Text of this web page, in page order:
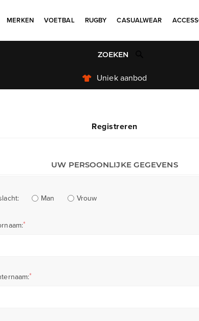
MERKEN VOETBAL RUGBY CASUALWEAR
Uniek aanbod
Registreren
UW PERSOONLIJKE GEGEVENS
Man Vrouw
*
*